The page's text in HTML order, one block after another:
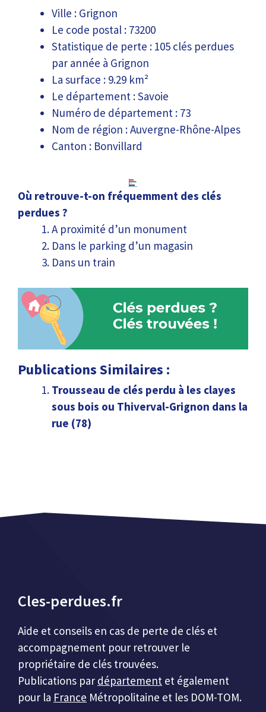
Ville : Grignon
Le code postal : 73200
Statistique de perte : 105 clés perdues
par année à Grignon
La surface : 9.29 km²
Le département : Savoie
Numéro de département : 73
Nom de région : Auvergne-Rhône-Alpes
Canton : Bonvillard
Où retrouve-t-on fréquemment des clés
perdues ?
A proximité d’un monument
Dans le parking d’un magasin
Dans un train
Publications Similaires :
Trousseau de clés perdu à les clayes
sous bois ou Thiverval-Grignon dans la
rue (78)
Cles-perdues.fr
Aide et conseils en cas de perte de clés et
accompagnement pour retrouver le
propriétaire de clés trouvées.
Publications par département et également
pour la France Métropolitaine et les DOM-TOM.